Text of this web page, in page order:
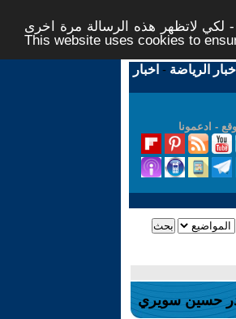
لاتظهر هذه الرسالة مرة اخرى -
This website uses cookies to
اخبار الرياضة - اخبار
- ادعمونا
حسين سويري